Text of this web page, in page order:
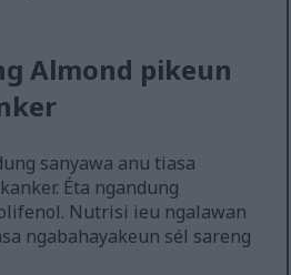
Almond pikeun
sanyawa anu tiasa
Éta ngandung
Nutrisi ieu ngalawan
ngabahayakeun sél sareng